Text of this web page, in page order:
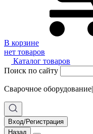
В корзине
нет товаров
Каталог товаров
Поиск по сайту
Сварочное оборудование|
Вход/Регистрация
Назад